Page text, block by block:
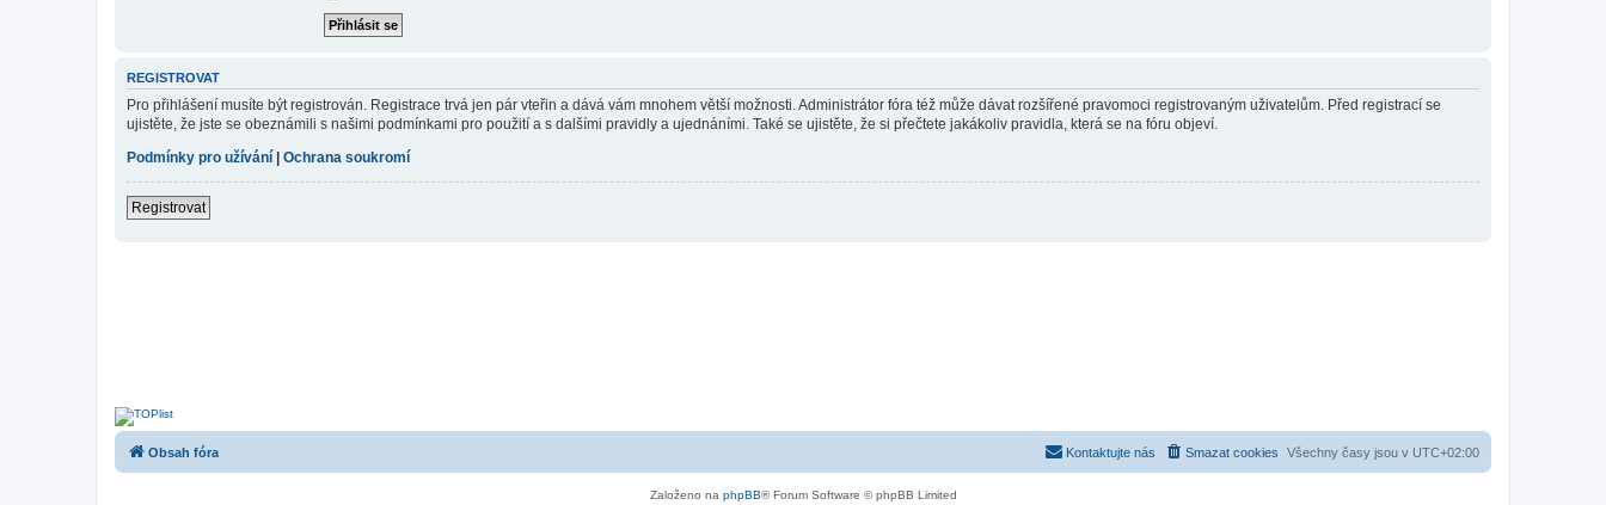
REGISTROVAT
Pro přihlášení musíte být registrován. Registrace trvá jen pár vteřin a dává vám mnohem větší možnosti. Administrátor fóra též může dávat rozšířené pravomoci registrovaným uživatelům. Před registrací se
ujistěte, že jste se obeznámili s našimi podmínkami pro použití a s dalšími pravidly a ujednáními. Také se ujistěte, že si přečtete jakákoliv pravidla, která se na fóru objeví.
Podmínky pro užívání
Ochrana soukromí
Registrovat
Obsah fóra Všechny časy jsou v UTC+02:00
Smazat cookies
Kontaktujte nás
Založeno na phpBB® Forum Software © phpBB Limited